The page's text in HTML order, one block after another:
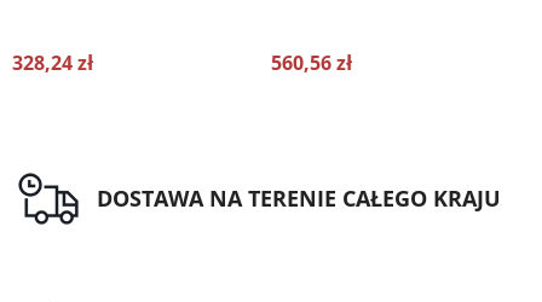
328,24 zł 560,56 zł
DOSTAWA NA TERENIE CAŁEGO KRAJU